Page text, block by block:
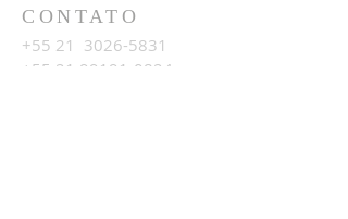
CONTATO
+55 21 3026-5831
+55 21 99191-0824